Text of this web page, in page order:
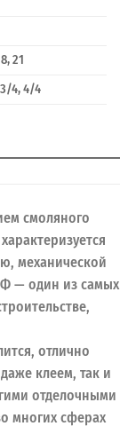
21
4, 4/4
смоляного
механической
— один из самых
отлично
клеем, так и
отделочными
многих сферах